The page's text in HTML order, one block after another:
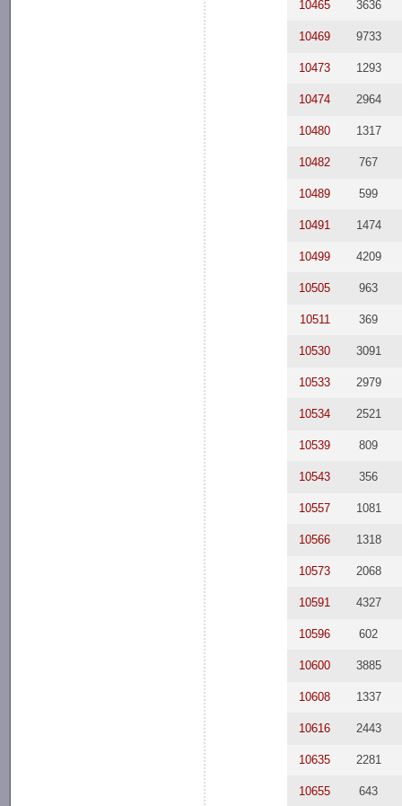
10465 3636
10469 9733
10473 1293
10474 2964
10480 1317
10482 767
10489 599
10491 1474
10499 4209
10505 963
10511 369
10530 3091
10533 2979
10534 2521
10539 809
10543 356
10557 1081
10566 1318
10573 2068
10591 4327
10596 602
10600 3885
10608 1337
10616 2443
10635 2281
10655 643